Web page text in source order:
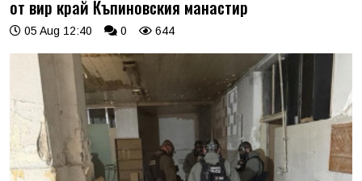
от вир край Къпиновския манастир
05 Aug 12:40 0 644